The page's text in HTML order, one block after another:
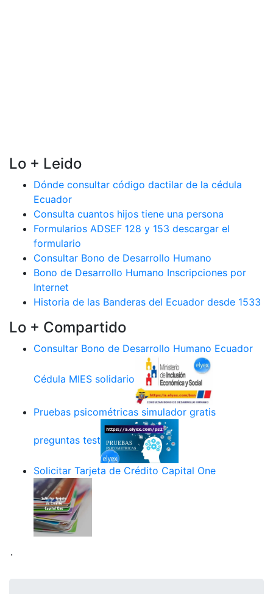
Lo + Leido
Dónde consultar código dactilar de la cédula
Ecuador
Consulta cuantos hijos tiene una persona
Formularios ADSEF 128 y 153 descargar el
formulario
Consultar Bono de Desarrollo Humano
Bono de Desarrollo Humano Inscripciones por
Internet
Historia de las Banderas del Ecuador desde 1533
Lo + Compartido
Consultar Bono de Desarrollo Humano Ecuador
Cédula MIES solidario
Pruebas psicométricas simulador gratis
preguntas test
Solicitar Tarjeta de Crédito Capital One
.